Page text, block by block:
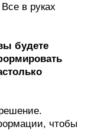
в руках
будете
чтобы